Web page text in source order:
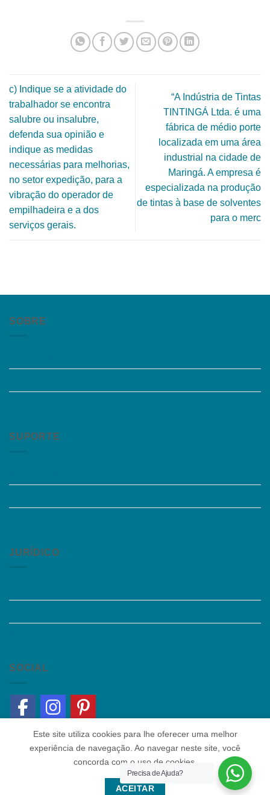
c) Indique se a atividade do
trabalhador se encontra
salubre ou insalubre,
defenda sua opinião e
indique as medidas
necessárias para melhorias,
no setor expedição, para a
vibração do operador de
empilhadeira e a dos
serviços gerais.
“A Indústria de Tintas
TINTINGÁ Ltda. é uma
fábrica de médio porte
localizada em uma área
industrial na cidade de
Maringá. A empresa é
especializada na produção
de tintas à base de solventes
para o merc
SOBRE
SUPORTE
JURÍDICO
SOCIAL
Política de Privacidade
Contato
Copyright 2026 ©Colaborar Educacional
Precisa de Ajuda?
Este site utiliza cookies para lhe oferecer uma melhor
experiência de navegação. Ao navegar neste site, você
concorda com o uso de cookies.
ACEITAR